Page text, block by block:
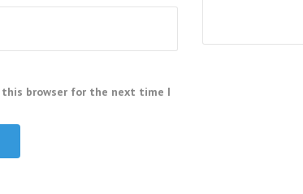
this browser for the next time I